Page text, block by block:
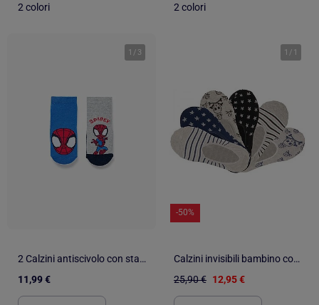
2 colori 2 colori
1 / 3
2 Calzini antiscivolo con stampa spidey
11,99 €
1 / 1
-50%
Calzini invisibili bambino confezione da 6
25,90 € 12,95 €